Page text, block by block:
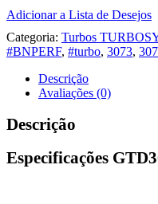
Adicionar a Lista de Desejos
Categoria: Turbos
#BNPERF, #turbo, 3073,
Descrição
Avaliações (0)
Descrição
Especificações